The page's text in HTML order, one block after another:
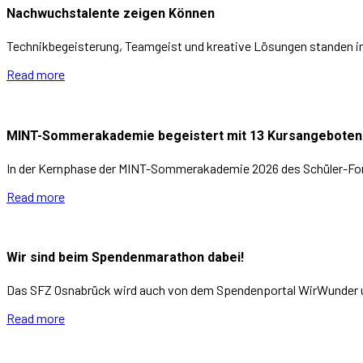
Nachwuchstalente zeigen Können
Technikbegeisterung, Teamgeist und kreative Lösungen
Read more
MINT-Sommerakademie begeistert mit 13 Kursangeboten
In der Kernphase der MINT-Sommerakademie 2026 des Schüler-
Read more
Wir sind beim Spendenmarathon dabei!
Das SFZ Osnabrück wird auch von dem Spendenportal
Read more